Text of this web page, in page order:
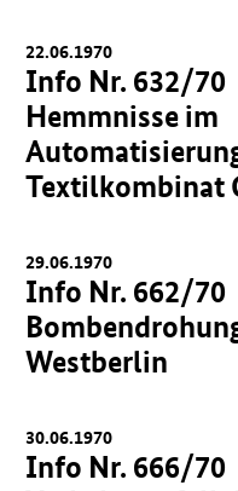
22.06.1970
Info Nr. 632/70
Hemmnisse im
Textilkombinat
29.06.1970
Info Nr. 662/70
Westberlin
30.06.1970
Info Nr. 666/70